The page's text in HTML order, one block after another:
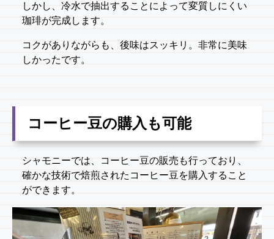
しかし、冷水で抽出することによって変質しにくい
珈琲が完成します。
コクがありながらも、後味はスッキリ。非常に美味
しかったです。
コーヒー豆の購入も可能
シャモニーでは、コーヒー豆の販売も行っており、
確かな技術で焙煎されたコーヒー豆を購入すること
ができます。